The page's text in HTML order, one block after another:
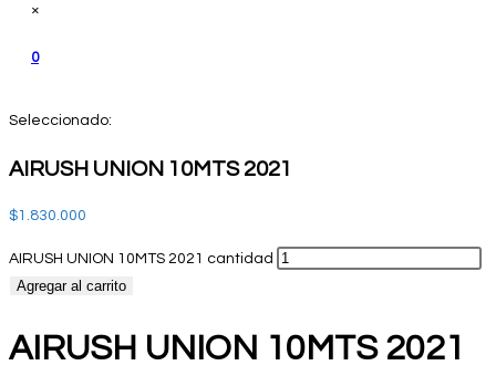
×
0
Seleccionado:
AIRUSH UNION 10MTS 2021
$1.830.000
AIRUSH UNION 10MTS 2021 cantidad
Agregar al carrito
AIRUSH UNION 10MTS 2021